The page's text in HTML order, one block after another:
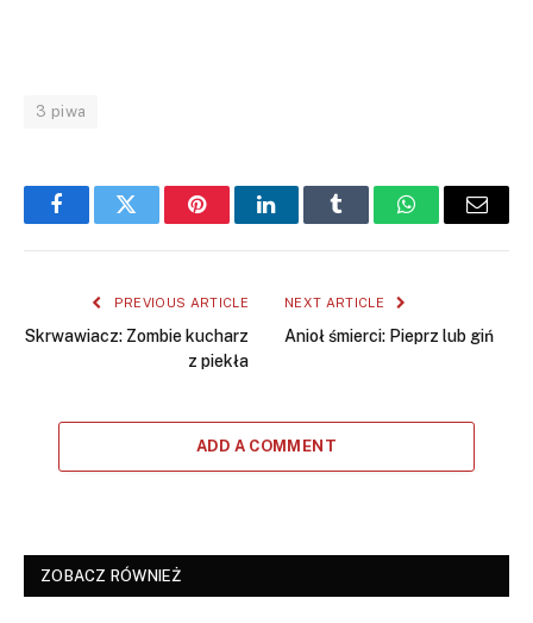
3 piwa
FacebookTwitter PinterestLinkedInTumblr WhatsAppEmail
PREVIOUS ARTICLE
Skrwawiacz: Zombie kucharz
z piekła
NEXT ARTICLE
Anioł śmierci: Pieprz lub giń
ADD A COMMENT
ZOBACZ RÓWNIEŻ